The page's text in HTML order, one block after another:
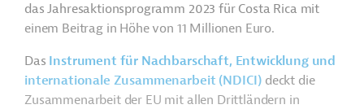
das Jahresaktionsprogramm 2023 für Costa Rica mit
einem Beitrag in Höhe von 11 Millionen Euro.
Das Instrument für Nachbarschaft, Entwicklung und
internationale Zusammenarbeit (NDICI) deckt die
Zusammenarbeit der EU mit allen Drittländern in